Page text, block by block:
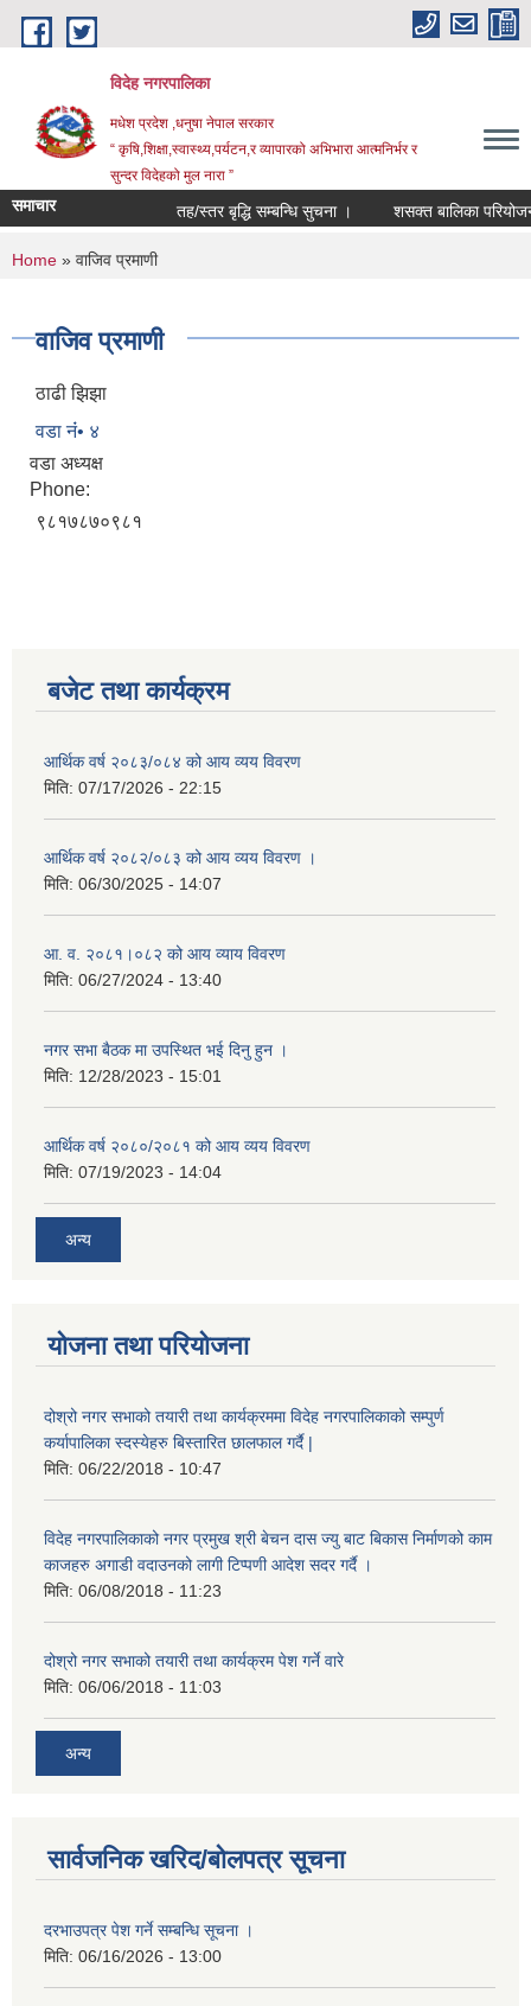
Skip to main content
विदेह नगरपालिका
मधेश प्रदेश ,धनुषा नेपाल सरकार
“ कृषि,शिक्षा,स्वास्थ्य,पर्यटन,र व्यापारको अभिभारा आत्मनिर्भर र
सुन्दर विदेहको मुल नारा ”
समाचार तह/स्तर बृद्धि सम्बन्धि सुचना । शसक्त बालिका
You are here
Home » वाजिव प्रमाणी
वाजिव प्रमाणी
ठाढी झिझा
वडा नंं• ४
वडा अध्यक्ष
Phone:
९८१७८७०९८१
बजेट तथा कार्यक्रम
आर्थिक वर्ष २०८३/०८४ को आय व्यय विवरण
मिति: 07/17/2026 - 22:15
आर्थिक वर्ष २०८२/०८३ को आय व्यय विवरण ।
मिति: 06/30/2025 - 14:07
आ. व. २०८१।०८२ को आय व्याय विवरण
मिति: 06/27/2024 - 13:40
नगर सभा बैठक मा उपस्थित भई दिनु हुन ।
मिति: 12/28/2023 - 15:01
आर्थिक वर्ष २०८०/२०८१ को आय व्यय विवरण
मिति: 07/19/2023 - 14:04
अन्य
योजना तथा परियोजना
दोश्रो नगर सभाको तयारी तथा कार्यक्रममा विदेह नगरपालिकाको सम्पुर्ण
कर्यापालिका स्दस्येहरु बिस्तारित छालफाल गर्दै |
मिति: 06/22/2018 - 10:47
विदेह नगरपालिकाको नगर प्रमुख श्री बेचन दास ज्यु बाट बिकास निर्माणको काम
काजहरु अगाडी वदाउनको लागी टिप्पणी आदेश सदर गर्दै ।
मिति: 06/08/2018 - 11:23
दोश्रो नगर सभाको तयारी तथा कार्यक्रम पेश गर्ने वारे
मिति: 06/06/2018 - 11:03
अन्य
सार्वजनिक खरिद/बोलपत्र सूचना
दरभाउपत्र पेश गर्ने सम्बन्धि सूचना ।
मिति: 06/16/2026 - 13:00